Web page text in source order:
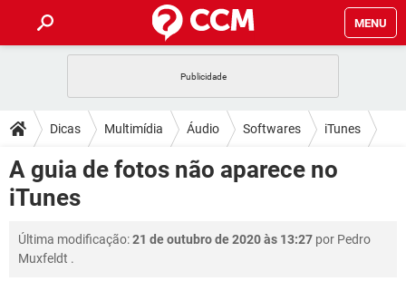
MENU
CELULAR FACEBOOK
OUTLOOK EXCEL
INSTAGRAM
DICAS
JOGOS WHATSAPP
CELULAR FACEBOOK
INSTAGRAM GMAIL
DOWNLOADS
JOGOS
OUTLOOK
FÓRUM
JOGOS WHATSAPP
GLOSSÁRIO
Dicas Multimídia Áudio Softwares iTunes
A guia de fotos não aparece no
iTunes
Última modificação:21 de outubro de 2020 às 13:27 por Pedro
Muxfeldt .